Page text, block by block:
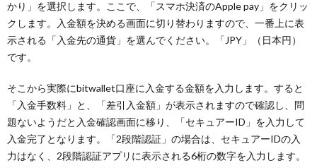
かり」を選択します。ここで、「スマホ決済のApple pay」をクリッ
クします。入金額を決める画面に切り替わりますので、一番上に表
示される「入金先の通貨」を選んでください。「JPY」（日本円）
です。
そこから実際にbitwallet口座に入金する金額を入力します。すると
「入金手数料」と、「差引入金額」が表示されますので確認し、問
題ないようだと入金確認画面に移り、「セキュアーID」を入力して
入金完了となります。「2段階認証」の場合は、セキュアーIDの入
力はなく、2段階認証アプリに表示される6桁の数字を入力します。